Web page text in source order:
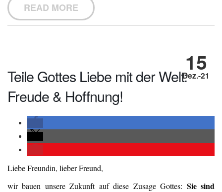
READ MORE
15
Dez.-21
Teile Gottes Liebe mit der Welt:
Freude & Hoffnung!
Liebe Freundin, lieber Freund,
wir bauen unsere Zukunft auf diese Zusage Gottes: Sie sind